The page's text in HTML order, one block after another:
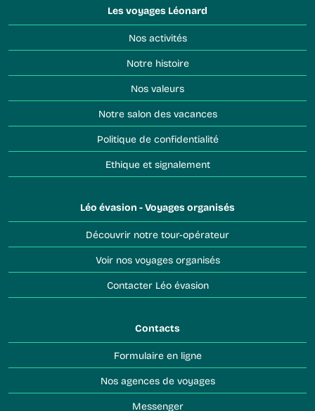
Les voyages Léonard
Nos activités
Notre histoire
Nos valeurs
Notre salon des vacances
Politique de confidentialité
Ethique et signalement
Léo évasion - Voyages organisés
Découvrir notre tour-opérateur
Voir nos voyages organisés
Contacter Léo évasion
Contacts
Formulaire en ligne
Nos agences de voyages
Messenger